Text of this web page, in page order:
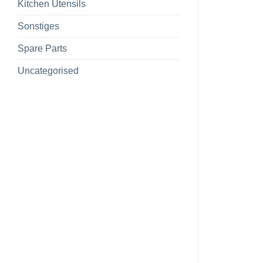
Kitchen Utensils
Sonstiges
Spare Parts
Uncategorised